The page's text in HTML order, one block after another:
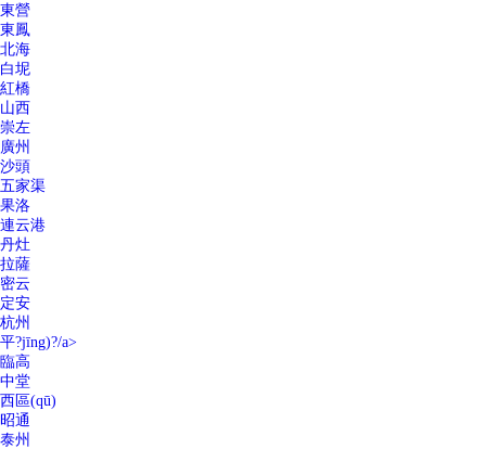
東營
東鳳
北海
白坭
紅橋
山西
崇左
廣州
沙頭
五家渠
果洛
連云港
丹灶
拉薩
密云
定安
杭州
平?jīng)?/a>
臨高
中堂
西區(qū)
昭通
泰州